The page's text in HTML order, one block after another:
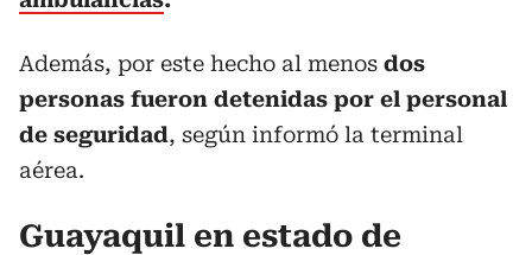
Además, por este hecho al menos dos
personas fueron detenidas por el personal
de seguridad, según informó la terminal
aérea.
Guayaquil en estado de